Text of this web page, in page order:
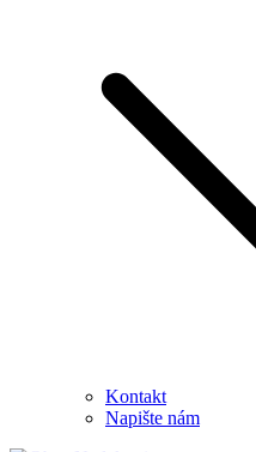
Kontakt
Napište nám